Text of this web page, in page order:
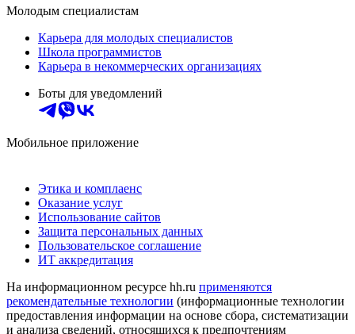
Молодым специалистам
Карьера для молодых специалистов
Школа программистов
Карьера в некоммерческих организациях
Боты для уведомлений
Мобильное приложение
Этика и комплаенс
Оказание услуг
Использование сайтов
Защита персональных данных
Пользовательское соглашение
ИТ аккредитация
На информационном ресурсе hh.ru применяются
рекомендательные технологии (информационные технологии
предоставления информации на основе сбора, систематизации
и анализа сведений, относящихся к предпочтениям